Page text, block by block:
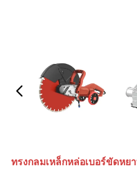
ทรงกลมเหล็กหล่อเบอร์ขัดหย